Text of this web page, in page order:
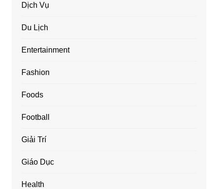
Dịch Vụ
Du Lịch
Entertainment
Fashion
Foods
Football
Giải Trí
Giáo Dục
Health